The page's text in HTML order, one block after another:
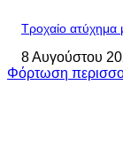
Τροχαίο ατύχημα
8 Αυγούστου
Φόρτωση